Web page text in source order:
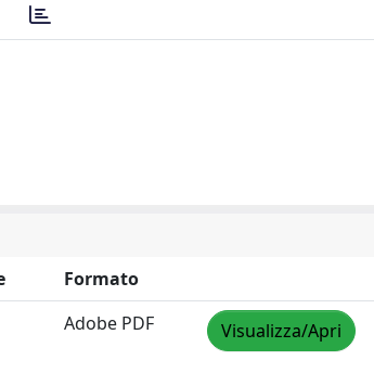
Formato
Adobe PDF Visualizza/Apri